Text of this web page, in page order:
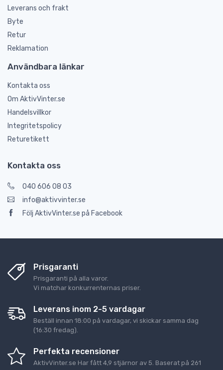
Leverans och frakt
Byte
Retur
Reklamation
Användbara länkar
Kontakta oss
Om AktivVinter.se
Handelsvillkor
Integritetspolicy
Returetikett
Kontakta oss
040 606 08 03
info@aktivvinter.se
Följ AktivVinter.se på Facebook
Prisgaranti
Prisgaranti på alla varor.
Vi matchar konkurrenternas priser.
Leverans inom 2-5 vardagar
Beställ innan 18:00 på vardagar, vi skickar samma dag
(16:30 fredag).
Perfekta recensioner
AktivVinter.se Har fått 4,9 stjärnor av 5 . Baserat på 261